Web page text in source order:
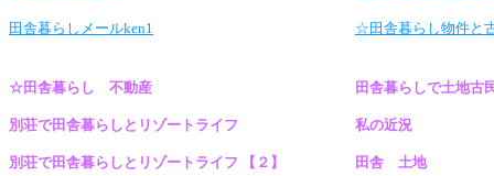
田舎暮らしメールken1 ☆田舎暮らし物件と
☆田舎暮らし 不動産
別荘で田舎暮らしとリゾートライフ
別荘で田舎暮らしとリゾートライフ 【２】
田舎暮らしで土地古
私の近況
田舎 土地